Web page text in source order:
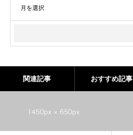
関連記事 おすすめ記事